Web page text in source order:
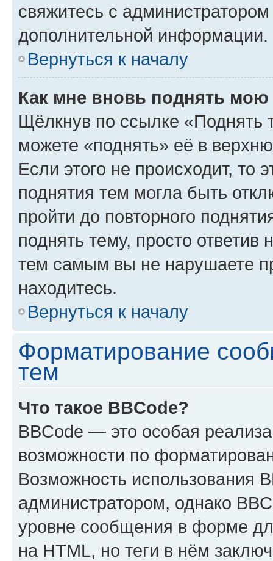
свяжитесь с
дополнительной информации.
Вернуться к началу
Как мне вновь поднять мою
Щёлкнув по ссылке «Поднять
можете «поднять» её в
Если этого не происходит, то
поднятия тем могла быть
пройти до повторного
поднять тему, просто ответив
тем самым вы не нарушаете
находитесь.
Вернуться к началу
Форматирование
тем
Что такое BBCode?
BBCode — это особая
возможности по
Возможность использования
администратором, однако
уровне сообщения в форме
на HTML, но теги в нём